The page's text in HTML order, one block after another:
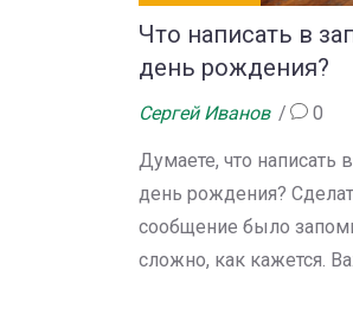
Что написать в
день рождения?
Сергей Иванов 0
Думаете, что написать
день рождения?
сообщение было
сложно, как кажется.